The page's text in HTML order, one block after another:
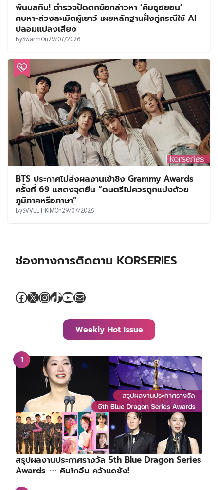
พ้นมลทิน! ตำรวจปัดตกข้อกล่าวหา ‘คิมซูฮยอน’
คบหา-ล่วงละเมิดผู้เยาว์ เผยหลักฐานฝั่งคู่กรณีใช้ AI
ปลอมแปลงเสียง
BySwarmOn29/07/2026
BTS ประกาศไม่ส่งผลงานเข้าชิง Grammy Awards
ครั้งที่ 69 แสดงจุดยืน “ดนตรีไม่ควรถูกแบ่งด้วย
ภูมิภาคหรือภาษา”
BySVVEET KIMOn29/07/2026
ช่องทางการติดตาม KORSERIES
Facebook
X Instagram
TikTok
YouTube
Mail
Weekly Hot Issue
สรุปผลงานประกาศรางวัล 5th Blue Dragon Series
Awards ⋯ คิมโกอึน คว้าแดซัง!